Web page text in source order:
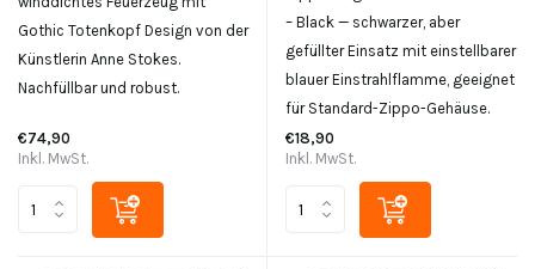
Gothic Totenkopf Design von der
Künstlerin Anne Stokes.
Nachfüllbar und robust.
€74,90
Inkl. MwSt.
– Black — schwarzer, aber
gefüllter Einsatz mit einstellbarer
blauer Einstrahlflamme, geeignet
für Standard-Zippo-Gehäuse.
€18,90
Inkl. MwSt.